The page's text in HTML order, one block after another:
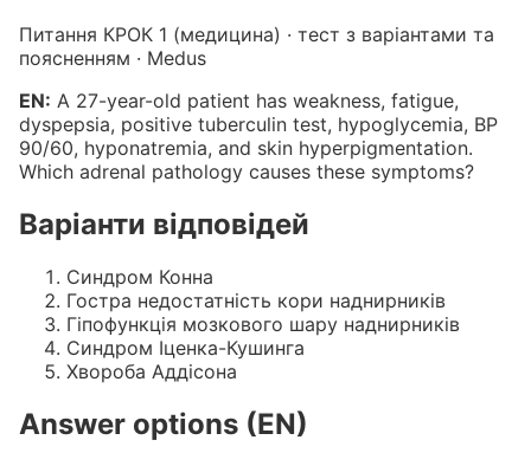
Питання КРОК 1 (медицина) · тест з варіантами та
поясненням · Medus
EN: A 27-year-old patient has weakness, fatigue,
dyspepsia, positive tuberculin test, hypoglycemia, BP
90/60, hyponatremia, and skin hyperpigmentation.
Which adrenal pathology causes these symptoms?
Варіанти відповідей
Синдром Конна
Гостра недостатність кори наднирників
Гіпофункція мозкового шару наднирників
Синдром Іценка-Кушинга
Хвороба Аддісона
Answer options (EN)